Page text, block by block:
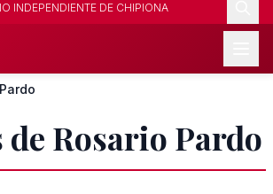
INDEPENDIENTE DE CHIPIONA
Rosario Pardo